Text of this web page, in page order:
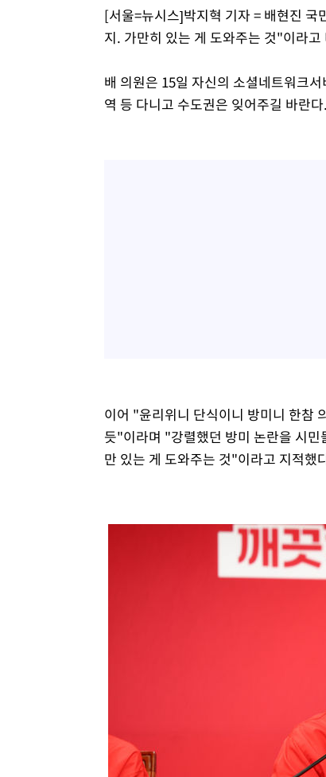
트럼프, 한국계 진보 주지사 후보 맹공…"공산주의
"美간섭에 합의 지연"…트럼프, '이란 호르무즈 통
[속보]경찰, '홍명보 선임 논란' 대한축구협회·축구
[서울=뉴시스]박지혁 기자 = 배현진
지. 가만히 있는 게 도와주는 것"이라고
배 의원은 15일 자신의 소셜네트워크
역 등 다니고 수도권은 잊어주길 바란
이어 "윤리위니 단식이니 방미니 한참
듯"이라며 "강렬했던 방미 논란을 시
만 있는 게 도와주는 것"이라고 지적했